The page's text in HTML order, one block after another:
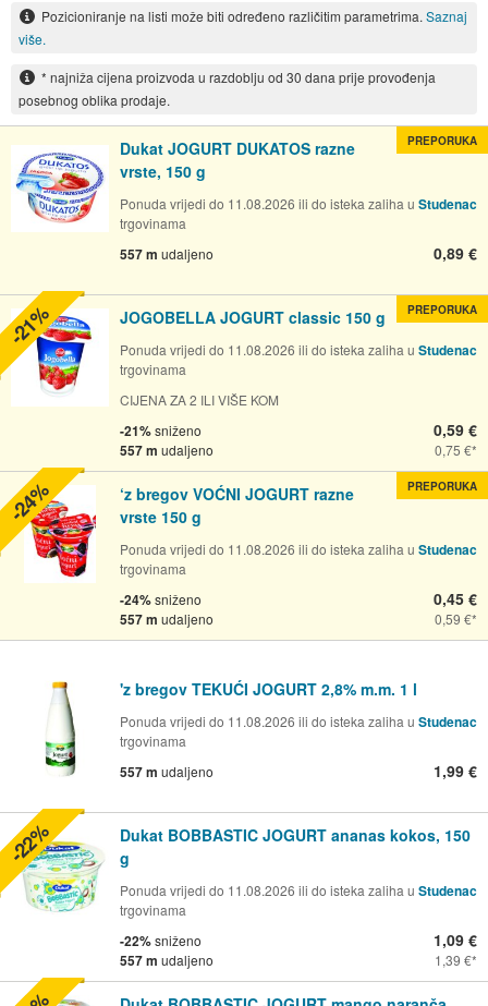
Pozicioniranje na listi može biti određeno različitim parametrima. Saznaj
više.
* najniža cijena proizvoda u razdoblju od 30 dana prije provođenja
posebnog oblika prodaje.
Dukat JOGURT DUKATOS razne
vrste, 150 g
Ponuda vrijedi do 11.08.2026 ili do isteka zaliha u Studenac
trgovinama
557 m udaljeno 0,89 €
PREPORUKA
JOGOBELLA JOGURT classic 150 g
Ponuda vrijedi do 11.08.2026 ili do isteka zaliha u Studenac
trgovinama
CIJENA ZA 2 ILI VIŠE KOM
-21%sniženo
557 m udaljeno
0,59 €
0,75 €
PREPORUKA
-21%
‘z bregov VOĆNI JOGURT razne
vrste 150 g
Ponuda vrijedi do 11.08.2026 ili do isteka zaliha u Studenac
trgovinama
-24%sniženo
557 m udaljeno
0,45 €
0,59 €
PREPORUKA
-24%
'z bregov TEKUĆI JOGURT 2,8% m.m. 1 l
Ponuda vrijedi do 11.08.2026 ili do isteka zaliha u Studenac
trgovinama
557 m udaljeno 1,99 €
Dukat BOBBASTIC JOGURT ananas kokos, 150
g
Ponuda vrijedi do 11.08.2026 ili do isteka zaliha u Studenac
trgovinama
-22%sniženo
557 m udaljeno
1,09 €
1,39 €
-22%